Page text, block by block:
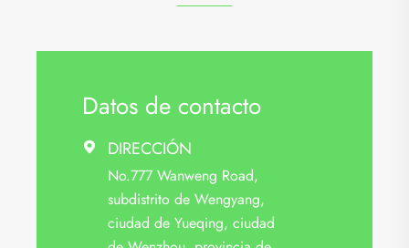
Datos de contacto
 DIRECCIÓN
No.777 Wanweng Road,
subdistrito de Wengyang,
ciudad de Yueqing, ciudad